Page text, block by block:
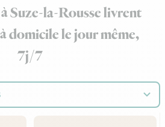
Suze-la-Rousse livrent
domicile le jour même,
7j/7